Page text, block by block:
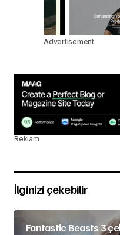
Advertisement
Reklam
İlginizi çekebilir
Fantastic Beasts 3